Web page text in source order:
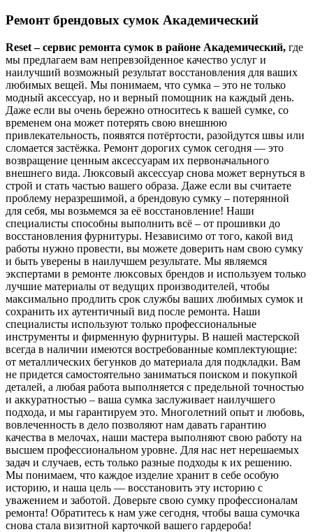
Ремонт брендовых сумок Академический
Reset – сервис ремонта сумок в районе Академический, где
мы предлагаем вам непревзойденное качество услуг и
наилучший возможный результат восстановления для ваших
любимых вещей. Мы понимаем, что сумка – это не только
модный аксессуар, но и верный помощник на каждый день.
Даже если вы очень бережно относитесь к вашей сумке, со
временем она может потерять свою внешнюю
привлекательность, появятся потёртости, разойдутся швы или
сломается застёжка. Ремонт дорогих сумок сегодня — это
возвращение ценным аксессуарам их первоначального
внешнего вида. Люксовый аксессуар снова может вернуться в
строй и стать частью вашего образа. Даже если вы считаете
проблему неразрешимой, а брендовую сумку – потерянной
для себя, мы возьмемся за её восстановление! Наши
специалисты способны выполнить всё – от прошивки до
восстановления фурнитуры. Независимо от того, какой вид
работы нужно провести, вы можете доверить нам свою сумку
и быть уверены в наилучшем результате. Мы являемся
экспертами в ремонте люксовых брендов и используем только
лучшие материалы от ведущих производителей, чтобы
максимально продлить срок службы ваших любимых сумок и
сохранить их аутентичный вид после ремонта. Наши
специалисты используют только профессиональные
инструменты и фирменную фурнитуры. В нашей мастерской
всегда в наличии имеются востребованные комплектующие:
от металлических бегунков до материала для подкладки. Вам
не придется самостоятельно заниматься поиском и покупкой
деталей, а любая работа выполняется с предельной точностью
и аккуратностью – ваша сумка заслуживает наилучшего
подхода, и мы гарантируем это. Многолетний опыт и любовь,
вовлеченность в дело позволяют нам давать гарантию
качества в мелочах, наши мастера выполняют свою работу на
высшем профессиональном уровне. Для нас нет нерешаемых
задач и случаев, есть только разные подходы к их решению.
Мы понимаем, что каждое изделие хранит в себе особую
историю, и наша цель — восстановить эту историю с
уважением и заботой. Доверьте свою сумку профессионалам
ремонта! Обратитесь к нам уже сегодня, чтобы ваша сумочка
снова стала визитной карточкой вашего гардероба!